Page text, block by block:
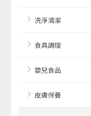
洗淨清潔
食具調理
嬰兒食品
皮膚保養